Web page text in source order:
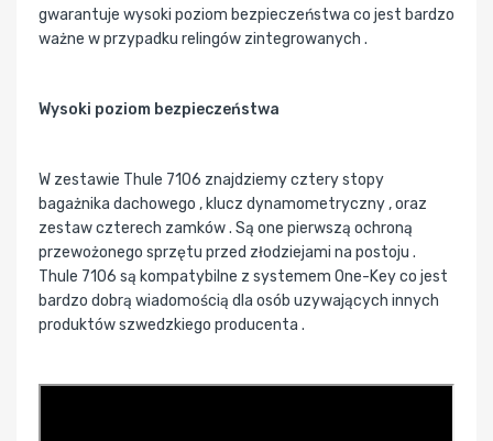
gwarantuje wysoki poziom bezpieczeństwa co jest bardzo
ważne w przypadku relingów zintegrowanych .
Wysoki poziom bezpieczeństwa
W zestawie Thule 7106 znajdziemy cztery stopy
bagażnika dachowego , klucz dynamometryczny , oraz
zestaw czterech zamków . Są one pierwszą ochroną
przewożonego sprzętu przed złodziejami na postoju .
Thule 7106 są kompatybilne z systemem One-Key co jest
bardzo dobrą wiadomością dla osób uzywających innych
produktów szwedzkiego producenta .